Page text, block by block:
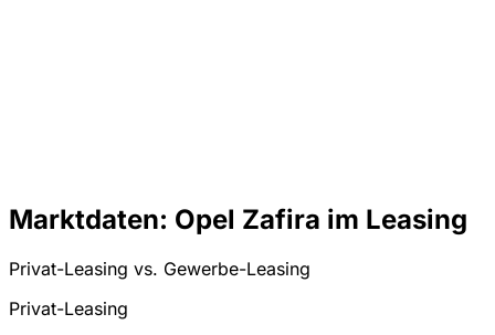
Marktdaten: Opel Zafira im Leasing
Privat-Leasing vs. Gewerbe-Leasing
Privat-Leasing